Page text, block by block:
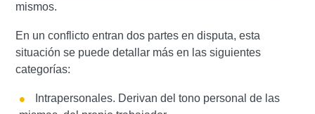
mismos.
En un conflicto entran dos partes en disputa, esta
situación se puede detallar más en las siguientes
categorías:
Intrapersonales. Derivan del tono personal de las